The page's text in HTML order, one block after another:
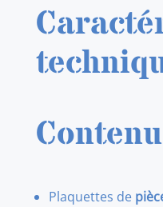
Plaquettes de